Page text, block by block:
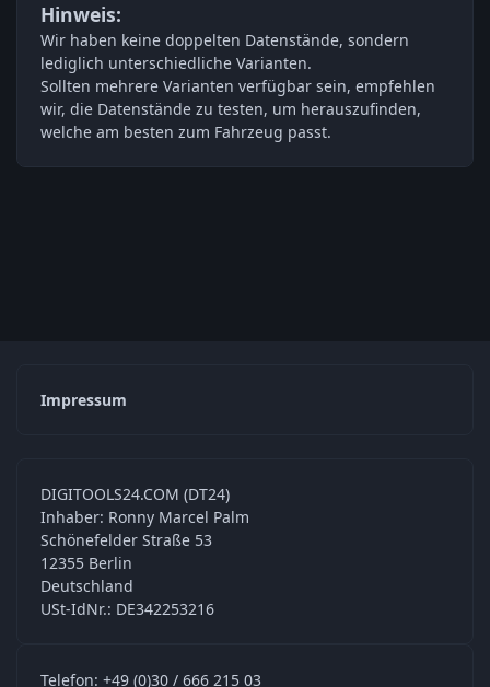
Hinweis:
Wir haben keine doppelten Datenstände, sondern
lediglich unterschiedliche Varianten.
Sollten mehrere Varianten verfügbar sein, empfehlen
wir, die Datenstände zu testen, um herauszufinden,
welche am besten zum Fahrzeug passt.
Impressum
DIGITOOLS24.COM (DT24)
Inhaber: Ronny Marcel Palm
Schönefelder Straße 53
12355 Berlin
Deutschland
USt-IdNr.: DE342253216
Telefon: +49 (0)30 / 666 215 03